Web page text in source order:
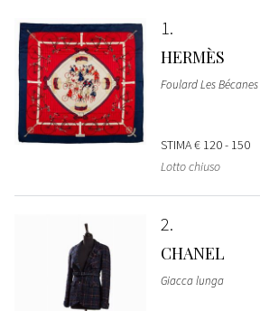
1
HERMÈS
Foulard Les Bécanes
STIMA€ 120 - 150
Lotto chiuso
2
CHANEL
Giacca lunga